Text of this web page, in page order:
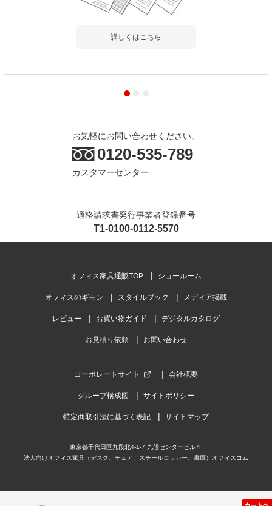
詳しくはこちら
お気軽にお問い合わせください。
0120-535-789
カスタマーセンター
適格請求書発行事業者登録番号
T1-0100-0112-5570
オフィス家具通販TOP ショールーム
オフィスのギモン スタイルブック メディア掲載
レビュー お買い物ガイド デジタルカタログ
お見積り依頼 お問い合わせ
コーポレートサイト 会社概要
グループ構成図 サイトポリシー
特定商取引法に基づく表記 サイトマップ
東京都千代田区九段北4-1-7 九段センタービル7F
法人向けオフィス家具（デスク、チェア、スチールロッカー、書庫）オフィスコム